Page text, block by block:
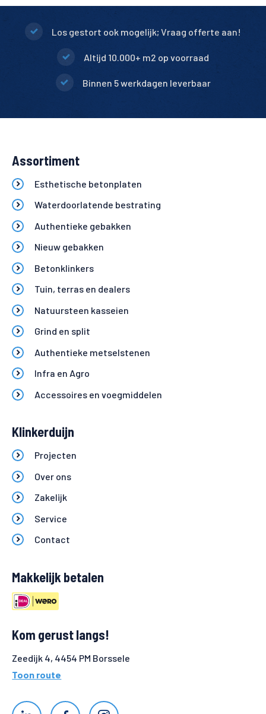
Los gestort ook mogelijk; Vraag offerte aan!
Altijd 10.000+ m2 op voorraad
Binnen 5 werkdagen leverbaar
Assortiment
Esthetische betonplaten
Waterdoorlatende bestrating
Authentieke gebakken
Nieuw gebakken
Betonklinkers
Tuin, terras en dealers
Natuursteen kasseien
Grind en split
Authentieke metselstenen
Infra en Agro
Accessoires en voegmiddelen
Klinkerduijn
Projecten
Over ons
Zakelijk
Service
Contact
Makkelijk betalen
Kom gerust langs!
Zeedijk 4, 4454 PM Borssele
Toon route